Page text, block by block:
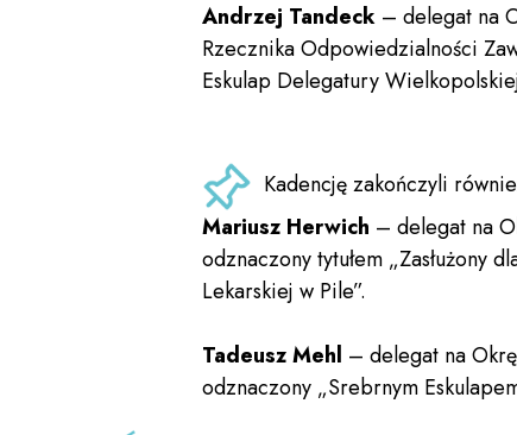
Andrzej Tandeck – delegat na
Rzecznika Odpowiedzialności
Eskulap Delegatury
Kadencję zakończyli
Mariusz Herwich – delegat na
odznaczony tytułem
Lekarskiej w Pile”.
Tadeusz Mehl – delegat na
odznaczony „Srebrnym